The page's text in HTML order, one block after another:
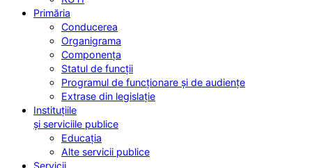
Primăria
Conducerea
Organigrama
Componența
Statul de funcții
Programul de funcționare și de audiențe
Extrase din legislație
Instituțiile
și serviciile publice
Educația
Alte servicii publice
Servicii